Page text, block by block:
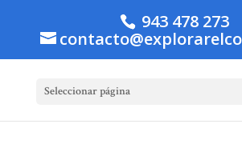
943 478 273
Seleccionar página